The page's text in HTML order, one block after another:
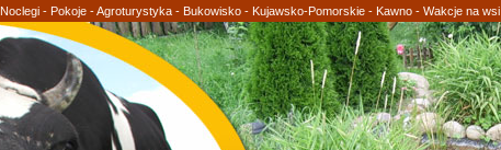
Noclegi - Pokoje - Agroturystyka - Bukowisko - Kujawsko-Pomorskie - Kawno - Wakcje na wsi